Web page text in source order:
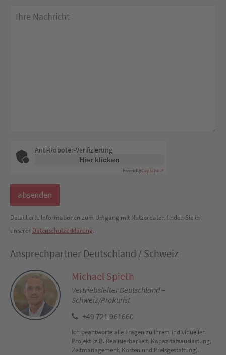
Anti-Roboter-Verifizierung
Hier klicken
FriendlyCaptcha ⇗
Detaillierte Informationen zum Umgang mit Nutzerdaten finden Sie in
unserer Datenschutzerklärung.
Ansprechpartner Deutschland / Schweiz
Michael Spieth
Vertriebsleiter Deutschland –
Schweiz/Prokurist
+49 721 961660
Ich beantworte alle Fragen zu Ihrem individuellen
Projekt (z.B. Realisierbarkeit, Kapazitätsauslastung,
Zeitmanagement, Kosten und Preisgestaltung).